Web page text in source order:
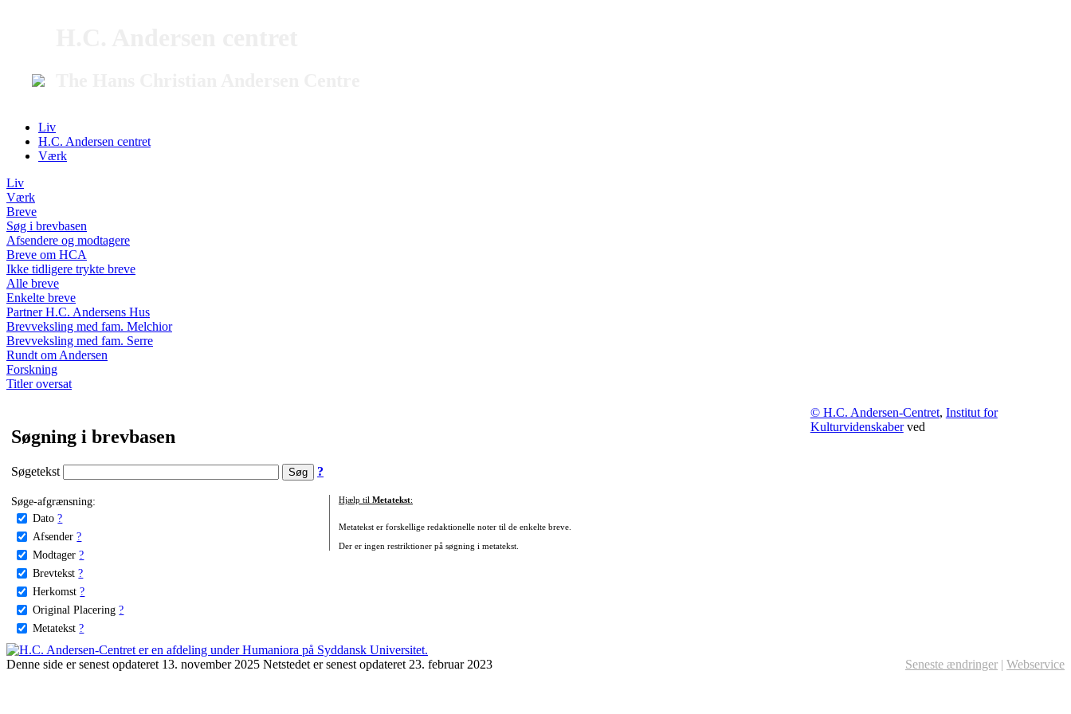
Liv
H.C. Andersen centret
Værk
Liv
Værk
Breve
Søg i brevbasen
Afsendere og modtagere
Breve om HCA
Ikke tidligere trykte breve
Alle breve
Enkelte breve
Partner H.C. Andersens Hus
Brevveksling med fam. Melchior
Brevveksling med fam. Serre
Rundt om Andersen
Forskning
Titler oversat
Søgning i brevbasen
Søgetekst ?
Søge-afgrænsning:
Dato ?
Afsender ?
Modtager ?
Brevtekst ?
Herkomst ?
Original Placering ?
Metatekst ?
Hjælp til Metatekst:
Metatekst er forskellige redaktionelle noter til de enkelte breve.
Der er ingen restriktioner på søgning i metatekst.
© H.C. Andersen-Centret, Institut for
Kulturvidenskaberved
Denne side er senest opdateret 13. november 2025 Netstedet er senest opdateret 23. februar 2023 Seneste ændringer | Webservice